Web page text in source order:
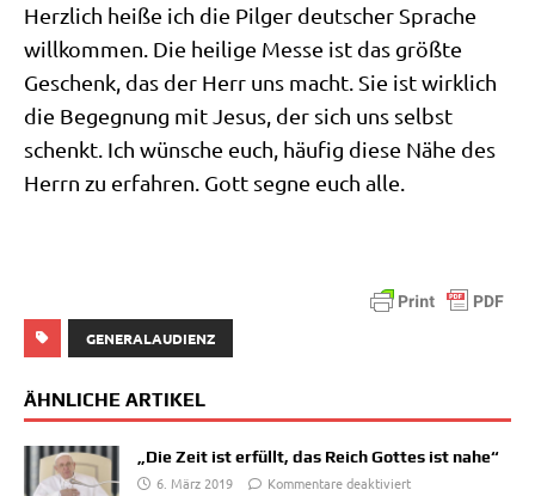
Herz­lich hei­ße ich die Pil­ger deut­scher Spra­che
will­kom­men. Die hei­li­ge Mes­se ist das größ­te
Geschenk, das der Herr uns macht. Sie ist wirk­lich
die Begeg­nung mit Jesus, der sich uns selbst
schenkt. Ich wün­sche euch, häu­fig die­se Nähe des
Herrn zu erfah­ren. Gott seg­ne euch alle.
GENERALAUDIENZ
ÄHNLICHE ARTIKEL
„Die Zeit ist erfüllt, das Reich Gottes ist nahe“
6. März 2019
Kommentare deaktiviert